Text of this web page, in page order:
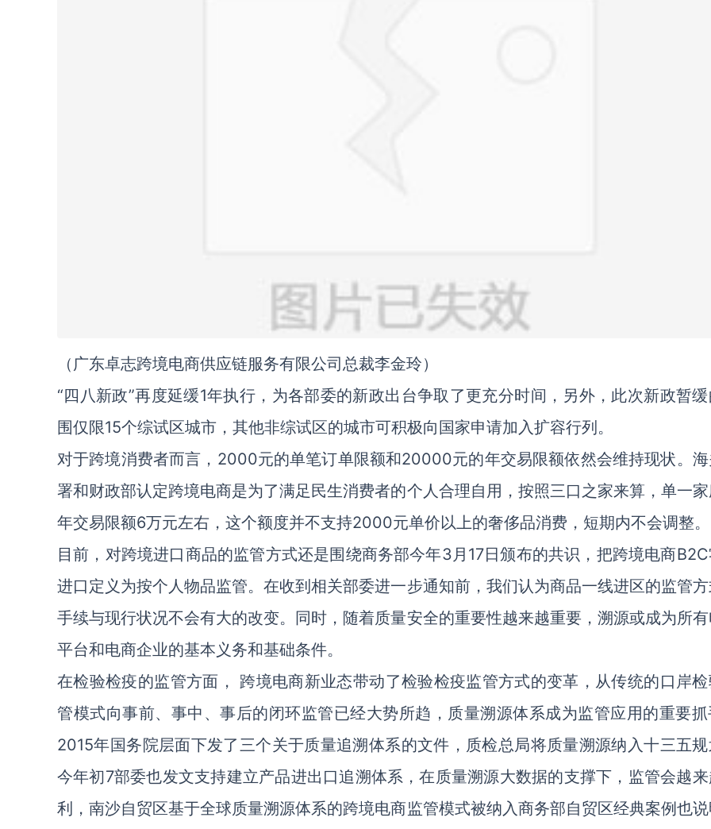
（广东卓志跨境电商供应链服务有限公司总裁李金玲）
“四八新政”再度延缓1年执行，为各部委的新政出台争取了更充分时间，另外，此次新政暂
围仅限15个综试区城市，其他非综试区的城市可积极向国家申请加入扩容行列。
对于跨境消费者而言，2000元的单笔订单限额和20000元的年交易限额依然会维持现状。
署和财政部认定跨境电商是为了满足民生消费者的个人合理自用，按照三口之家来算，单一
年交易限额6万元左右，这个额度并不支持2000元单价以上的奢侈品消费，短期内不会调整。
目前，对跨境进口商品的监管方式还是围绕商务部今年3月17日颁布的共识，把跨境电商
进口定义为按个人物品监管。在收到相关部委进一步通知前，我们认为商品一线进区的监管
手续与现行状况不会有大的改变。同时，随着质量安全的重要性越来越重要，溯源或成为所
平台和电商企业的基本义务和基础条件。
在检验检疫的监管方面， 跨境电商新业态带动了检验检疫监管方式的变革，从传统的口岸
管模式向事前、事中、事后的闭环监管已经大势所趋，质量溯源体系成为监管应用的重要
2015年国务院层面下发了三个关于质量追溯体系的文件，质检总局将质量溯源纳入十三五
今年初7部委也发文支持建立产品进出口追溯体系，在质量溯源大数据的支撑下，监管会越
利，南沙自贸区基于全球质量溯源体系的跨境电商监管模式被纳入商务部自贸区经典案例也